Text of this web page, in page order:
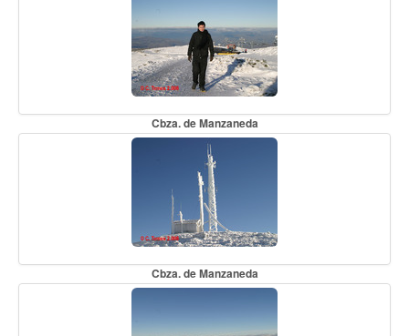
Cbza. de Manzaneda
Cbza. de Manzaneda